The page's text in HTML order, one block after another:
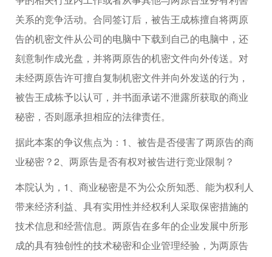
关系的竞争活动。合同签订后，被告王成栋擅自将两原
告的机密文件从公司的电脑中下载到自己的电脑中，还
刻意制作成光盘，并将两原告的机密文件向外传送。对
未经两原告许可擅自复制机密文件并向外发送的行为，
被告王成栋予以认可，并书面承诺不泄露所获取的商业
秘密，否则愿承担相应的法律责任。
据此本案的争议焦点为：1、被告是否侵害了两原告的商
业秘密？2、两原告是否有权对被告进行竞业限制？
本院认为，1、商业秘密是不为公众所知悉、能为权利人
带来经济利益、具有实用性并经权利人采取保密措施的
技术信息和经营信息。两原告在多年的企业发展中所形
成的具有独创性的技术秘密和企业管理经验，为两原告